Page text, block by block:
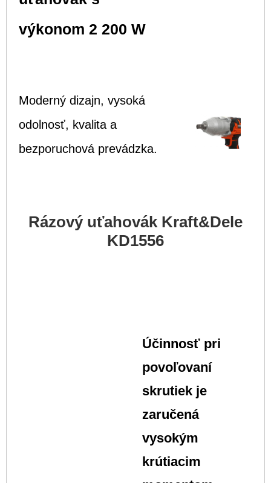
výkonom 2 200 W
Moderný dizajn, vysoká
odolnosť, kvalita a
bezporuchová prevádzka.
Rázový uťahovák Kraft&Dele
KD1556
Účinnosť pri
povoľovaní
skrutiek je
zaručená
vysokým
krútiacim